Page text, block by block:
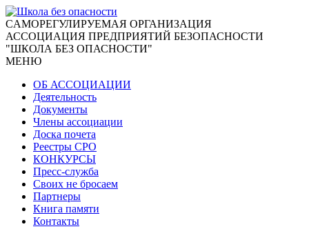
CАМОРЕГУЛИРУЕМАЯ ОРГАНИЗАЦИЯ
АССОЦИАЦИЯ ПРЕДПРИЯТИЙ БЕЗОПАСНОСТИ
"ШКОЛА БЕЗ ОПАСНОСТИ"
МЕНЮ
ОБ АССОЦИАЦИИ
Деятельность
Документы
Члены ассоциации
Доска почета
Реестры СРО
КОНКУРСЫ
Пресс-служба
Своих не бросаем
Партнеры
Книга памяти
Контакты